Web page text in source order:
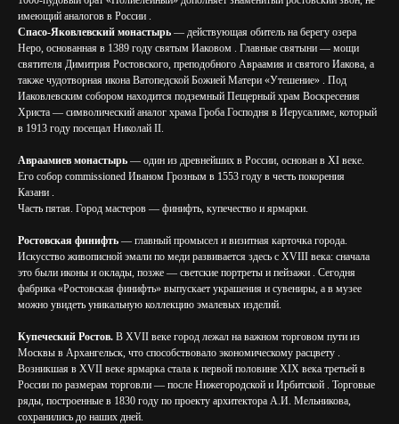
имеющий аналогов в России .
Спасо-Яковлевский монастырь — действующая обитель на берегу озера
Неро, основанная в 1389 году святым Иаковом . Главные святыни — мощи
святителя Димитрия Ростовского, преподобного Авраамия и святого Иакова, а
также чудотворная икона Ватопедской Божией Матери «Утешение» . Под
Иаковлевским собором находится подземный Пещерный храм Воскресения
Христа — символический аналог храма Гроба Господня в Иерусалиме, который
в 1913 году посещал Николай II.
Авраамиев монастырь — один из древнейших в России, основан в XI веке.
Его собор commissioned Иваном Грозным в 1553 году в честь покорения
Казани .
Часть пятая. Город мастеров — финифть, купечество и ярмарки.
Ростовская финифть — главный промысел и визитная карточка города.
Искусство живописной эмали по меди развивается здесь с XVIII века: сначала
это были иконы и оклады, позже — светские портреты и пейзажи . Сегодня
фабрика «Ростовская финифть» выпускает украшения и сувениры, а в музее
можно увидеть уникальную коллекцию эмалевых изделий.
Купеческий Ростов. В XVII веке город лежал на важном торговом пути из
Москвы в Архангельск, что способствовало экономическому расцвету .
Возникшая в XVII веке ярмарка стала к первой половине XIX века третьей в
России по размерам торговли — после Нижегородской и Ирбитской . Торговые
ряды, построенные в 1830 году по проекту архитектора А.И. Мельникова,
сохранились до наших дней.